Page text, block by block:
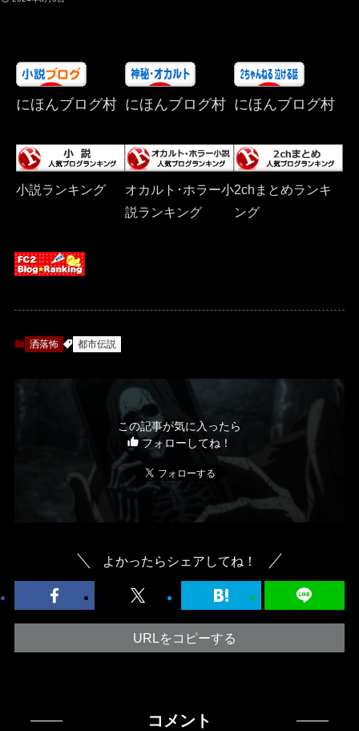
にほんブログ村 にほんブログ村 にほんブログ村
小説ランキング
オカルト･ホラー小
説ランキング
2chまとめランキ
ング
洒落怖 都市伝説
この記事が気に入ったら
フォローしてね！
よかったらシェアしてね！
URLをコピーする
コメント